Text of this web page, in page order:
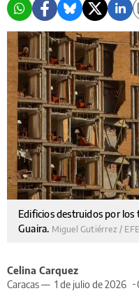
Edificios destruidos por los
Guaira. Miguel Gutiérrez / EFE
Celina Carquez
Caracas — 1 de julio de 2026